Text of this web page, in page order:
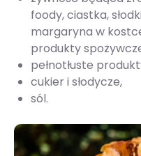
foody, ciastka,
margaryna w
produkty
pełnotłuste
cukier i słodycze,
sól.